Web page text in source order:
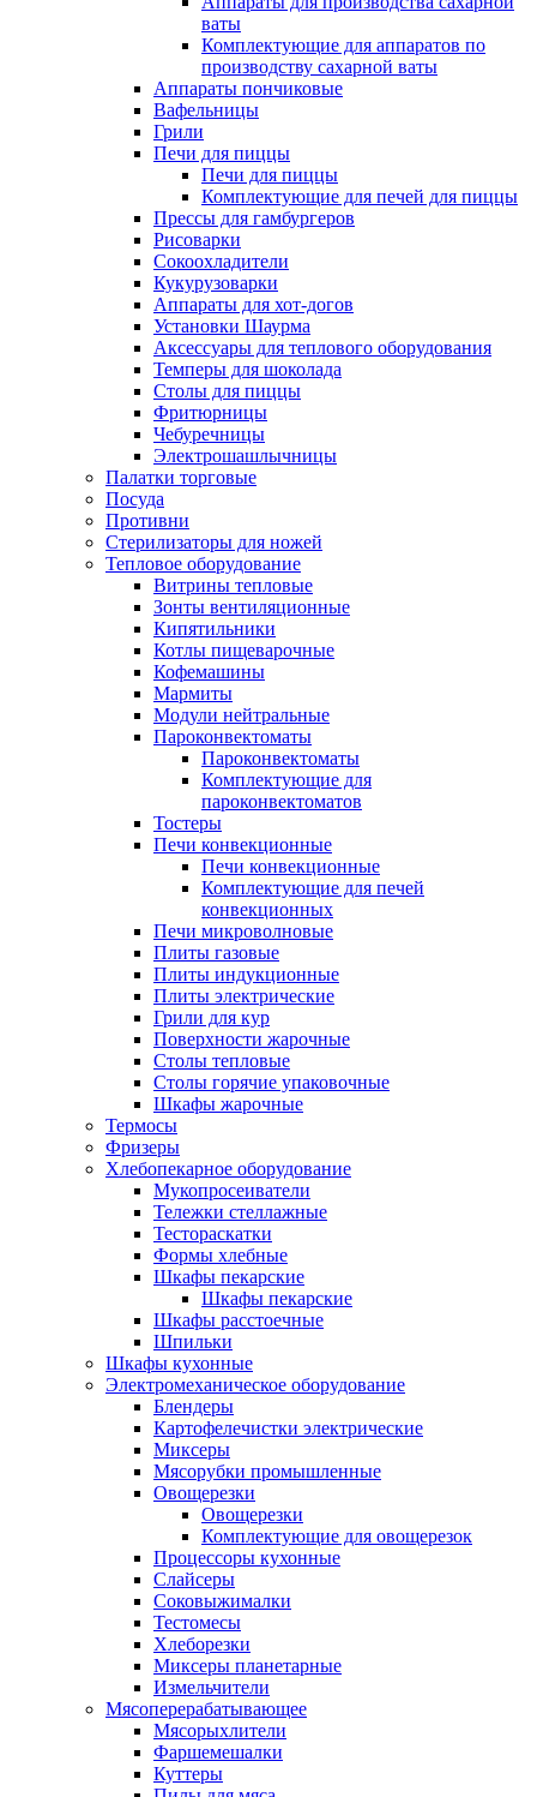
ваты
Комплектующие для аппаратов по
производству сахарной ваты
Аппараты пончиковые
Вафельницы
Грили
Печи для пиццы
Печи для пиццы
Комплектующие для печей для пиццы
Прессы для гамбургеров
Рисоварки
Сокоохладители
Кукурузоварки
Аппараты для хот-догов
Установки Шаурма
Аксессуары для теплового оборудования
Темперы для шоколада
Столы для пиццы
Фритюрницы
Чебуречницы
Электрошашлычницы
Палатки торговые
Посуда
Противни
Стерилизаторы для ножей
Тепловое оборудование
Витрины тепловые
Зонты вентиляционные
Кипятильники
Котлы пищеварочные
Кофемашины
Мармиты
Модули нейтральные
Пароконвектоматы
Пароконвектоматы
Комплектующие для
пароконвектоматов
Тостеры
Печи конвекционные
Печи конвекционные
Комплектующие для печей
конвекционных
Печи микроволновые
Плиты газовые
Плиты индукционные
Плиты электрические
Грили для кур
Поверхности жарочные
Столы тепловые
Столы горячие упаковочные
Шкафы жарочные
Термосы
Фризеры
Хлебопекарное оборудование
Мукопросеиватели
Тележки стеллажные
Тестораскатки
Формы хлебные
Шкафы пекарские
Шкафы пекарские
Шкафы расстоечные
Шпильки
Шкафы кухонные
Электромеханическое оборудование
Блендеры
Картофелечистки электрические
Миксеры
Мясорубки промышленные
Овощерезки
Овощерезки
Комплектующие для овощерезок
Процессоры кухонные
Слайсеры
Соковыжималки
Тестомесы
Хлеборезки
Миксеры планетарные
Измельчители
Мясоперерабатывающее
Мясорыхлители
Фаршемешалки
Куттеры